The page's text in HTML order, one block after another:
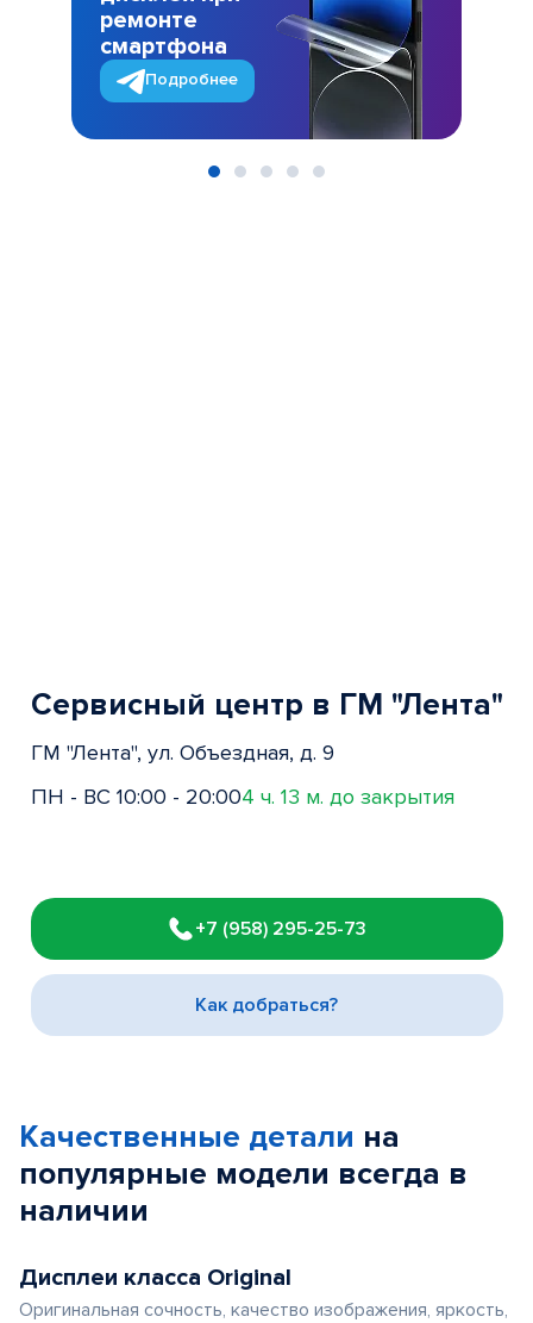
ремонте
смартфона
Подробнее
Сервисный центр в ГМ "Лента"
ГМ "Лента", ул. Объездная, д. 9
ПН - ВС 10:00 - 20:004 ч. 13 м. до закрытия
1
of
3
+7 (958) 295-25-73
Как добраться?
Качественные детали на
популярные модели всегда в
наличии
Дисплеи класса Original
Оригинальная сочность, качество изображения, яркость,